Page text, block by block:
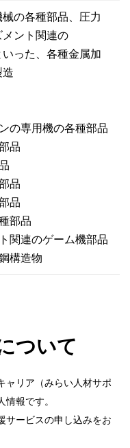
の各種部品、圧力
ント関連の
った、各種金属加
造
の専用機の各種部品
品
品
品
部品
関連のゲーム機部品
構造物
ついて
ャリア（みらい人材サポ
報です。
サービスの申し込みをお